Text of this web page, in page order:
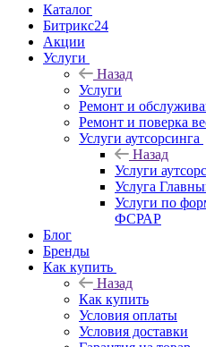
Каталог
Битрикс24
Акции
Услуги
Назад
Услуги
Ремонт и
Ремонт и поверка
Услуги аутсорсинга
Назад
Услуги
Услуга
Услуги по
ФСРАР
Блог
Бренды
Как купить
Назад
Как купить
Условия оплаты
Условия доставки